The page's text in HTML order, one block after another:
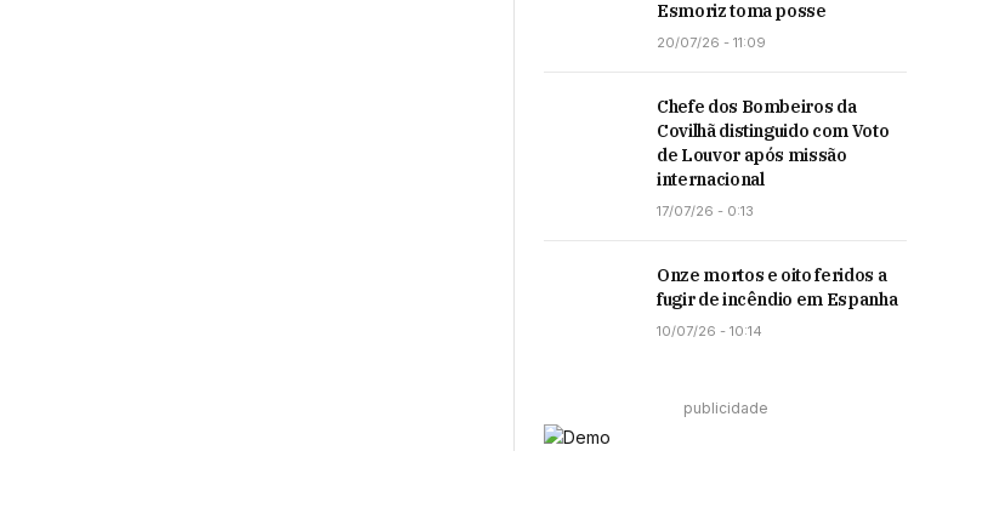
Esmoriz toma posse
20/07/26 - 11:09
Chefe dos Bombeiros da
Covilhã distinguido com Voto
de Louvor após missão
internacional
17/07/26 - 0:13
Onze mortos e oito feridos a
fugir de incêndio em Espanha
10/07/26 - 10:14
publicidade